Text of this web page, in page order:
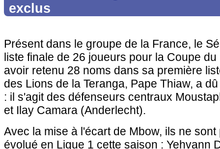
exclus
Présent dans le groupe de la France, le
liste finale de 26 joueurs pour la Coupe
avoir retenu 28 noms dans sa première
des Lions de la Teranga, Pape Thiaw, a
: il s'agit des défenseurs centraux
et Ilay Camara (Anderlecht).
Avec la mise à l'écart de Mbow, ils ne
évolué en Ligue 1 cette saison : Yehvann